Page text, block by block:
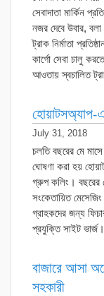
সেবাদাতা মার্কিন
নজর দেবে উবার, বলা
ট্রাক নির্মাতা
কার্গো সেবা চালু
আওতায় স্বচালিত
July 31, 2018
চলতি বছরের মে
ঘোষণা করা হয়
গ্রুপ কলিং। বছরের
সংকেতায়িত
গ্রাহকদের জন্য
প্রযুক্তি সাইট
বাজারে আসা
সহকারী